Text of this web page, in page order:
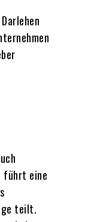
führt eine
teilt.